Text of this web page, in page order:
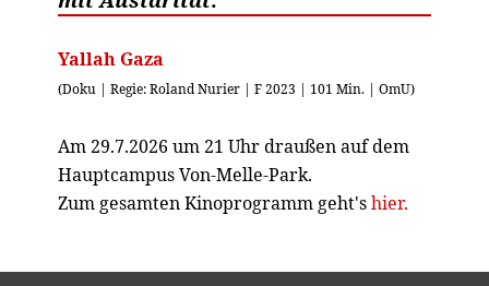
Yallah Gaza
(Doku | Regie: Roland Nurier | F 2023 | 101 Min. | OmU)
Am 29.7.2026 um 21 Uhr draußen auf dem
Hauptcampus Von-Melle-Park.
Zum gesamten Kinoprogramm geht'shier.